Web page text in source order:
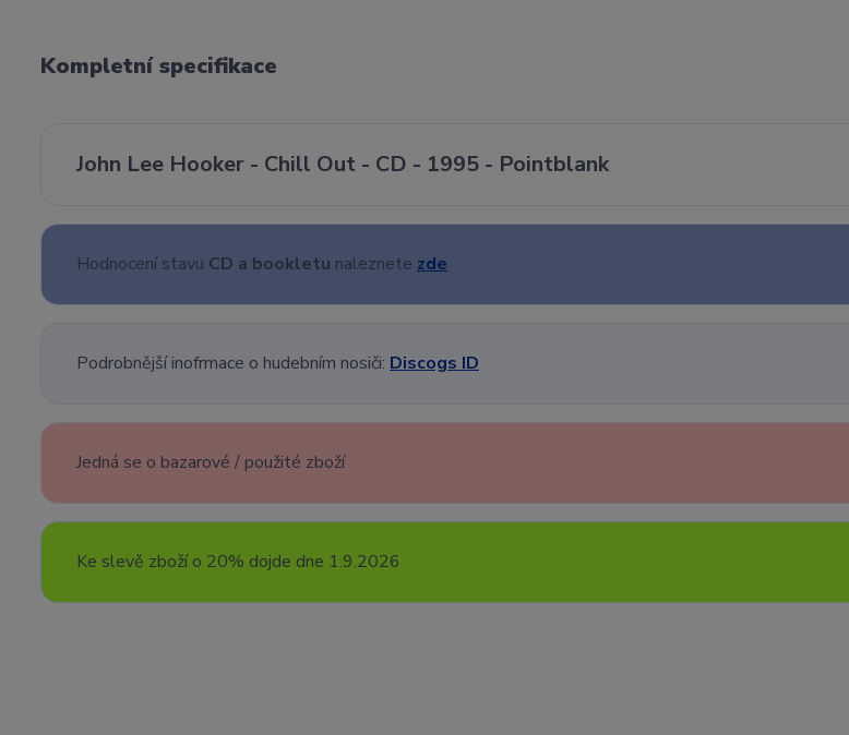
Kompletní specifikace
John Lee Hooker - Chill Out - CD - 1995 - Pointblank
Hodnocení stavu CD a bookletu naleznete zde
Podrobnější inofrmace o hudebním nosiči: Discogs ID
Jedná se o bazarové / použité zboží
Ke slevě zboží o 20% dojde dne 1.9.2026